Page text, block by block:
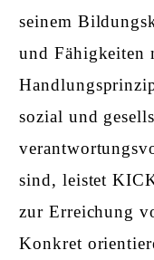
seinem
und Fähigkeiten
sozial und
sind, leistet
zur Erreichung
Konkret